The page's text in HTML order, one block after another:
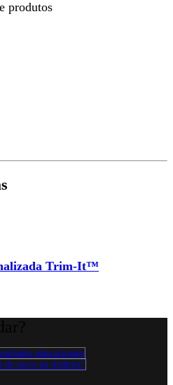
produtos
Trim-It™
educacionais
de novo na Arthrex?